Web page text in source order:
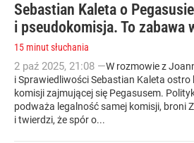
Sebastian Kaleta o
i pseudokomisja. To zabawa
15 minut słuchania
2 paź 2025, 21:08 —W rozmowie z
i Sprawiedliwości Sebastian Kaleta ostro
komisji zajmującej się Pegasusem.
podważa legalność samej komisji, broni
i twierdzi, że spór o...